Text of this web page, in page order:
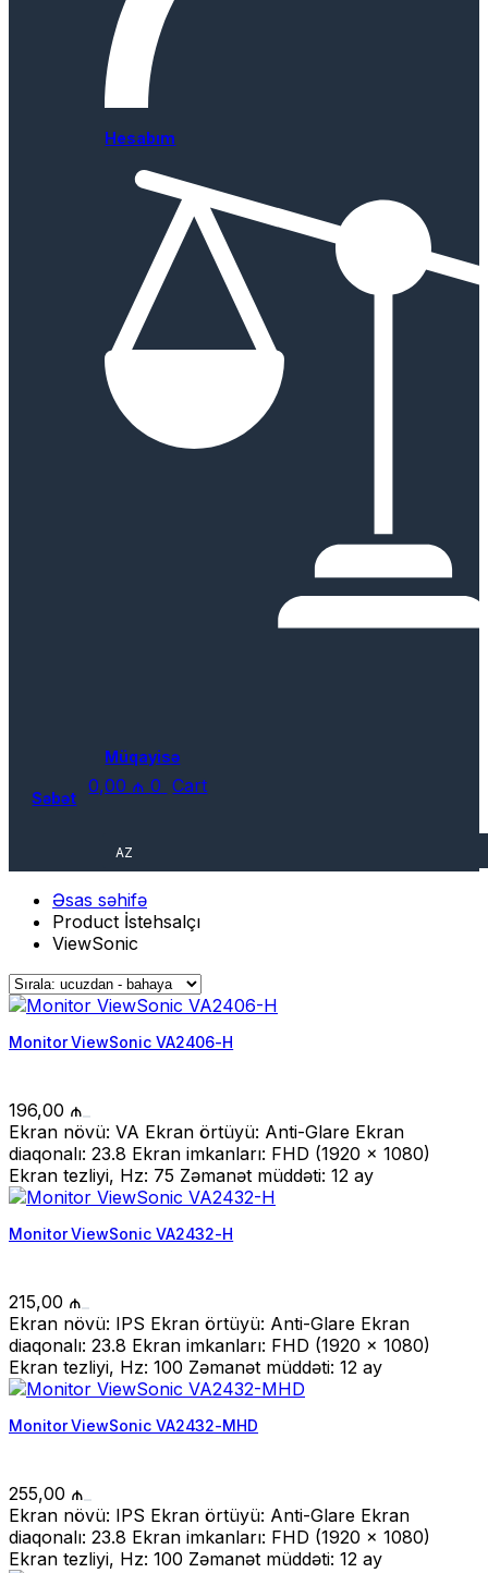
Hesabım
Müqayisə
0,00 ₼ 0 Cart
Səbət
AZ
Əsas səhifə
Product İstehsalçı
ViewSonic
Monitor ViewSonic VA2406-H
196,00 ₼
Ekran növü: VA Ekran örtüyü: Anti-Glare Ekran
diaqonalı: 23.8 Ekran imkanları: FHD (1920 x 1080)
Ekran tezliyi, Hz: 75 Zəmanət müddəti: 12 ay
Monitor ViewSonic VA2432-H
215,00 ₼
Ekran növü: IPS Ekran örtüyü: Anti-Glare Ekran
diaqonalı: 23.8 Ekran imkanları: FHD (1920 x 1080)
Ekran tezliyi, Hz: 100 Zəmanət müddəti: 12 ay
Monitor ViewSonic VA2432-MHD
255,00 ₼
Ekran növü: IPS Ekran örtüyü: Anti-Glare Ekran
diaqonalı: 23.8 Ekran imkanları: FHD (1920 x 1080)
Ekran tezliyi, Hz: 100 Zəmanət müddəti: 12 ay